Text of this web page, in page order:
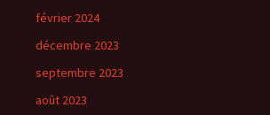
février 2024
décembre 2023
septembre 2023
août 2023